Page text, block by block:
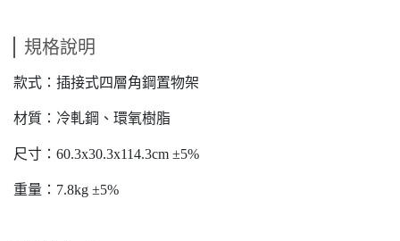
規格說明
款式：插接式四層角鋼置物架
材質：冷軋鋼、環氧樹脂
尺寸：60.3x30.3x114.3cm ±5%
重量：7.8kg ±5%